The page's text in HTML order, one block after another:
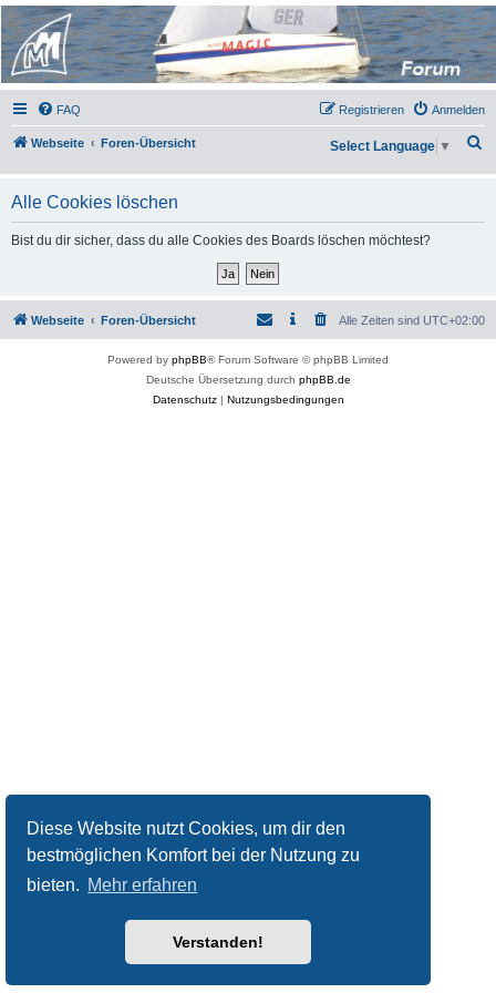
Diese Website nutzt Cookies, um dir den
bestmöglichen Komfort bei der Nutzung zu
bieten. Mehr erfahren
Verstanden!
Micro Magic Forum
Deutschland
FAQ Anmelden
Registrieren
Webseite Foren-Übersicht
h
Select Language ▼
Alle Cookies löschen
Bist du dir sicher, dass du alle Cookies des Boards löschen möchtest?
Webseite Foren-Übersicht Alle Zeiten sind UTC+02:00
Powered by phpBB® Forum Software © phpBB Limited
Deutsche Übersetzung durch phpBB.de
Datenschutz| Nutzungsbedingungen